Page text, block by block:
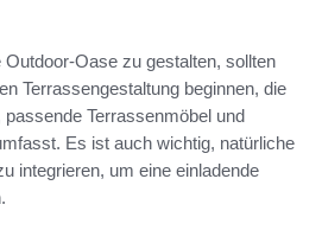
Outdoor-Oase zu gestalten, sollten
Terrassengestaltung beginnen, die
Terrassenmöbel und
Es ist auch wichtig, natürliche
integrieren, um eine einladende